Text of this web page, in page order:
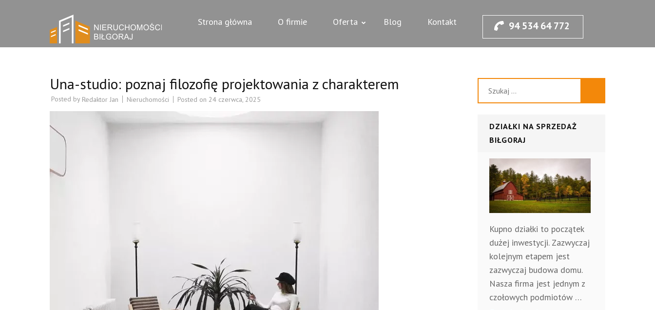
(Press
BILGORAJAK NIERUCHOMOŚCI
Biuro nieruchomości Biłgoraj – zachęcamy do zapoznania się z ofertami w naszym serwisie.
Strona główna O firmie Oferta Blog Kontakt 94 534 64 772
Una-studio: poznaj filozofię projektowania z charakterem
Posted by Redaktor Jan Nieruchomości Posted on 24 czerwca, 2025
DZIAŁKI NA SPRZEDAŻ
BIŁGORAJ
Kupno działki to początek
dużej inwestycji. Zazwyczaj
kolejnym etapem jest
zazwyczaj budowa domu.
Nasza firma jest jednym z
czołowych podmiotów …